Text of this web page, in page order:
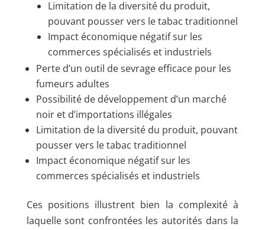
Limitation de la diversité du produit,
pouvant pousser vers le tabac traditionnel
Impact économique négatif sur les
commerces spécialisés et industriels
Perte d’un outil de sevrage efficace pour les
fumeurs adultes
Possibilité de développement d’un marché
noir et d’importations illégales
Limitation de la diversité du produit, pouvant
pousser vers le tabac traditionnel
Impact économique négatif sur les
commerces spécialisés et industriels
Ces positions illustrent bien la complexité à
laquelle sont confrontées les autorités dans la